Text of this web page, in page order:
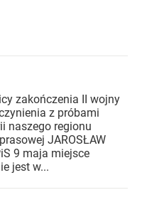
zakończenia II wojny
z próbami
naszego regionu
JAROSŁAW
9 maja miejsce
jest w...